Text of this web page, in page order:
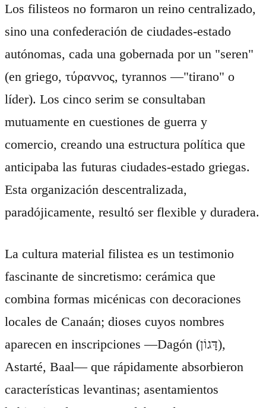
Los filisteos no formaron un reino centralizado,
sino una confederación de ciudades-estado
autónomas, cada una gobernada por un "seren"
(en griego, τύραννος, tyrannos —"tirano" o
líder). Los cinco serim se consultaban
mutuamente en cuestiones de guerra y
comercio, creando una estructura política que
anticipaba las futuras ciudades-estado griegas.
Esta organización descentralizada,
paradójicamente, resultó ser flexible y duradera.
La cultura material filistea es un testimonio
fascinante de sincretismo: cerámica que
combina formas micénicas con decoraciones
locales de Canaán; dioses cuyos nombres
aparecen en inscripciones —Dagón (דָּגוֹן),
Astarté, Baal— que rápidamente absorbieron
características levantinas; asentamientos